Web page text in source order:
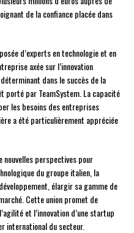
de la confiance placée dans
d’experts en technologie et en
axée sur l’innovation
dans le succès de la
porté par TeamSystem. La capacité
les besoins des entreprises
a été particulièrement appréciée
nouvelles perspectives pour
du groupe italien, la
élargir sa gamme de
Cette union promet de
et l’innovation d’une startup
international du secteur.